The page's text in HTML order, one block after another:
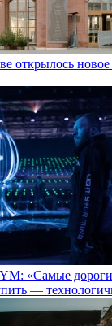
открылось новое
«Самые
—